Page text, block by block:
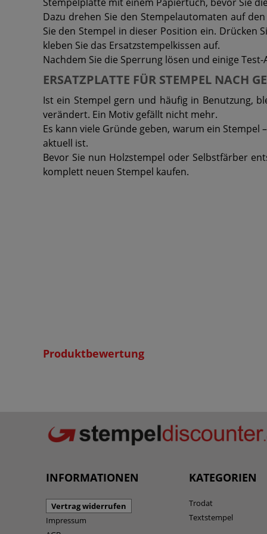
Dazu drehen Sie den Stempelautomaten auf
Sie den Stempel in dieser Position ein. Drücken
kleben Sie das Ersatzstempelkissen auf.
Nachdem Sie die Sperrung lösen und einige
ERSATZPLATTE FÜR STEMPEL NACH
Ist ein Stempel gern und häufig in Benutzung,
verändert. Ein Motiv gefällt nicht mehr.
Es kann viele Gründe geben, warum ein
aktuell ist.
Bevor Sie nun Holzstempel oder Selbstfärber
komplett neuen Stempel kaufen.
Produktbewertung
INFORMATIONEN
Vertrag widerrufen
Impressum
KATEGORIEN
Trodat
Textstempel